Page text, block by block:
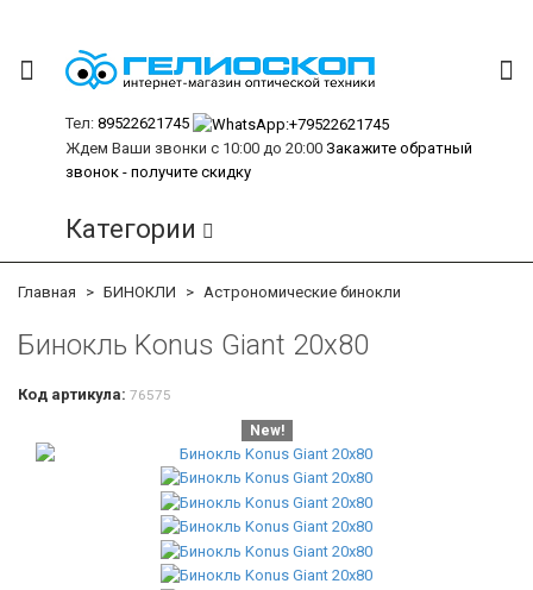
Тел: 89522621745
Ждем Ваши звонки с 10:00 до 20:00 Закажите обратный
звонок - получите скидку
Категории
Главная БИНОКЛИ Астрономические бинокли
Бинокль Konus Giant 20x80
Код артикула: 76575
New!